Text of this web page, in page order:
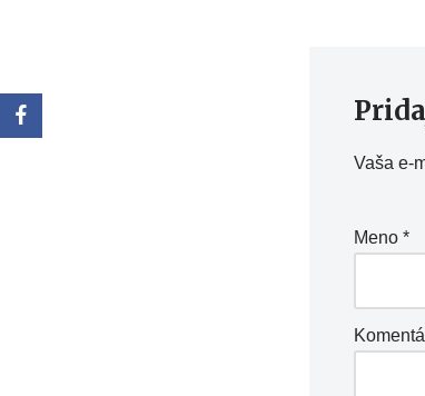
Vaša e-
Meno *